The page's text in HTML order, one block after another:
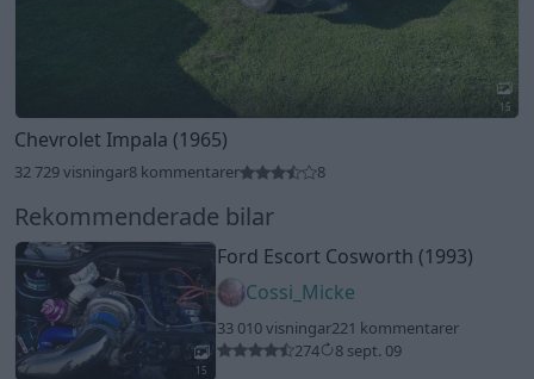
15
Chevrolet Impala (1965)
32 729 visningar8 kommentarer 8
Rekommenderade bilar
15
Ford Escort Cosworth (1993)
Cossi_Micke
33 010 visningar221 kommentarer
274
8 sept. 09